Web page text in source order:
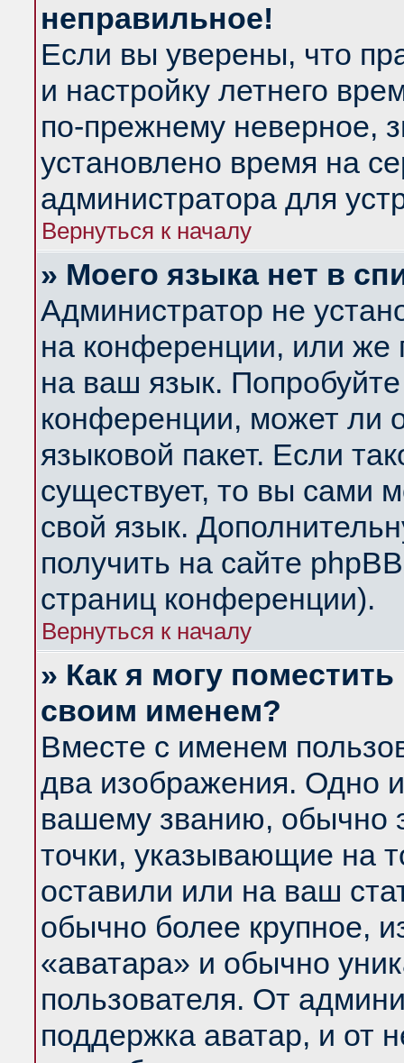
неправильное!
Если вы уверены, что
и настройку летнего
по-прежнему неверное,
установлено время на
администратора для
Вернуться к началу
» Моего языка нет в
Администратор не
на конференции, или же
на ваш язык.
конференции, может ли
языковой пакет. Если
существует, то вы сами
свой язык.
получить на сайте
страниц конференции).
Вернуться к началу
» Как я могу
своим именем?
Вместе с именем
два изображения. Одно
вашему званию, обычно
точки, указывающие на
оставили или на ваш
обычно более крупное,
«аватара» и обычно
пользователя. От
поддержка аватар, и от